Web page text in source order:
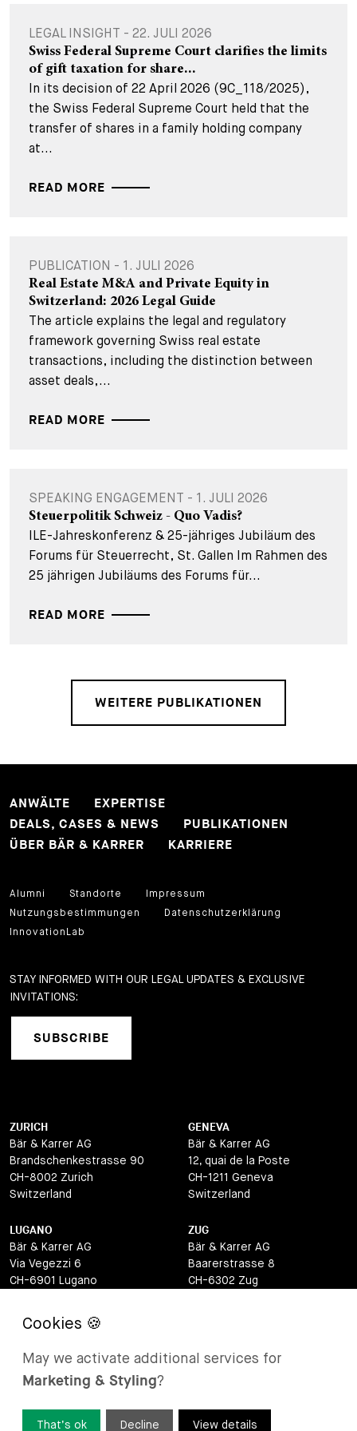
LEGAL INSIGHT - 22. JULI 2026
Swiss Federal Supreme Court clarifies the limits
of gift taxation for share...
In its decision of 22 April 2026 (9C_118/2025),
the Swiss Federal Supreme Court held that the
transfer of shares in a family holding company
at...
READ MORE
PUBLICATION - 1. JULI 2026
Real Estate M&A and Private Equity in
Switzerland: 2026 Legal Guide
The article explains the legal and regulatory
framework governing Swiss real estate
transactions, including the distinction between
asset deals,...
READ MORE
SPEAKING ENGAGEMENT - 1. JULI 2026
Steuerpolitik Schweiz - Quo Vadis?
ILE-Jahreskonferenz & 25-jähriges Jubiläum des
Forums für Steuerrecht, St. Gallen Im Rahmen des
25 jährigen Jubiläums des Forums für...
READ MORE
WEITERE PUBLIKATIONEN
ANWÄLTE
EXPERTISE
DEALS, CASES & NEWS
PUBLIKATIONEN
ÜBER BÄR & KARRER
KARRIERE
Alumni Standorte
Impressum
Nutzungsbestimmungen
Datenschutzerklärung
InnovationLab
STAY INFORMED WITH OUR LEGAL UPDATES & EXCLUSIVE
INVITATIONS:
SUBSCRIBE
ZURICH
Bär & Karrer AG
Brandschenkestrasse 90
CH-8002 Zurich
Switzerland
GENEVA
Bär & Karrer AG
12, quai de la Poste
CH-1211 Geneva
Switzerland
LUGANO
Bär & Karrer AG
Via Vegezzi 6
CH-6901 Lugano
ZUG
Bär & Karrer AG
Baarerstrasse 8
CH-6302 Zug
BASEL
Lange Gasse 47
CH-4052 Basel
Via Maistra 2
May we activate additional services for
Marketing & Styling?
View details
Decline
That’s ok